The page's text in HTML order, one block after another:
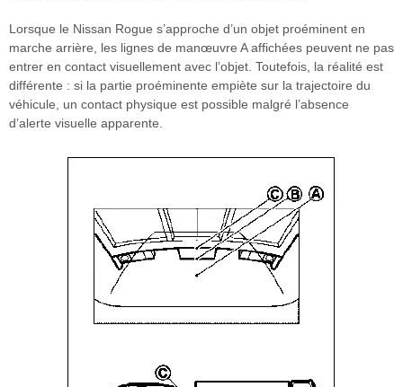
Lorsque le Nissan Rogue s’approche d’un objet proéminent en
marche arrière, les lignes de manœuvre A affichées peuvent ne pas
entrer en contact visuellement avec l’objet. Toutefois, la réalité est
différente : si la partie proéminente empiète sur la trajectoire du
véhicule, un contact physique est possible malgré l’absence
d’alerte visuelle apparente.